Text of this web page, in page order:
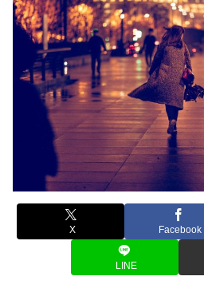
X Facebook
LINE